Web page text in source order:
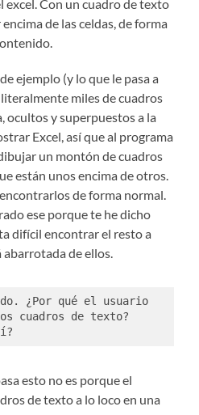
excel. Con un cuadro de texto
de las celdas, de forma
ejemplo (y lo que le pasa a
miles de cuadros
ocultos y superpuestos a la
Excel, así que al programa
un montón de cuadros
están unos encima de otros.
de forma normal.
ese porque te he dicho
difícil encontrar el resto a
abarrotada de ellos.
¿Por qué el usuario
cuadros de texto?
esto no es porque el
de texto a lo loco en una